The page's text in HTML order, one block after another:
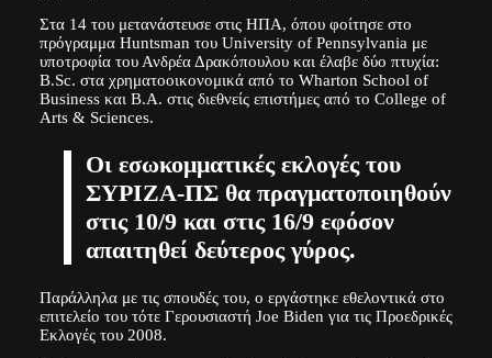
Στα 14 του μετανάστευσε στις ΗΠΑ, όπου φοίτησε στο
πρόγραμμα Huntsman του University of Pennsylvania με
υποτροφία του Ανδρέα Δρακόπουλου και έλαβε δύο πτυχία:
B.Sc. στα χρηματοοικονομικά από το Wharton School of
Business και Β.Α. στις διεθνείς επιστήμες από το College of
Arts & Sciences.
Οι εσωκομματικές εκλογές του
ΣΥΡΙΖΑ-ΠΣ θα πραγματοποιηθούν
στις 10/9 και στις 16/9 εφόσον
απαιτηθεί δεύτερος γύρος.
Παράλληλα με τις σπουδές του, ο εργάστηκε εθελοντικά στο
επιτελείο του τότε Γερουσιαστή Joe Biden για τις Προεδρικές
Εκλογές του 2008.